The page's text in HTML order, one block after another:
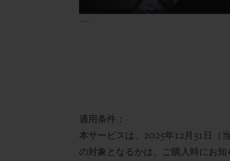
適用条件：
本サービスは、 2025年12 月 31 日（
の対象となるかは、ご購入時にお